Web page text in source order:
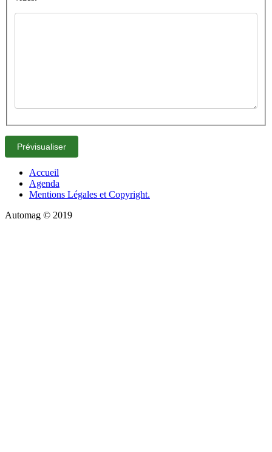
Accueil
Agenda
Mentions Légales et Copyright.
Automag © 2019